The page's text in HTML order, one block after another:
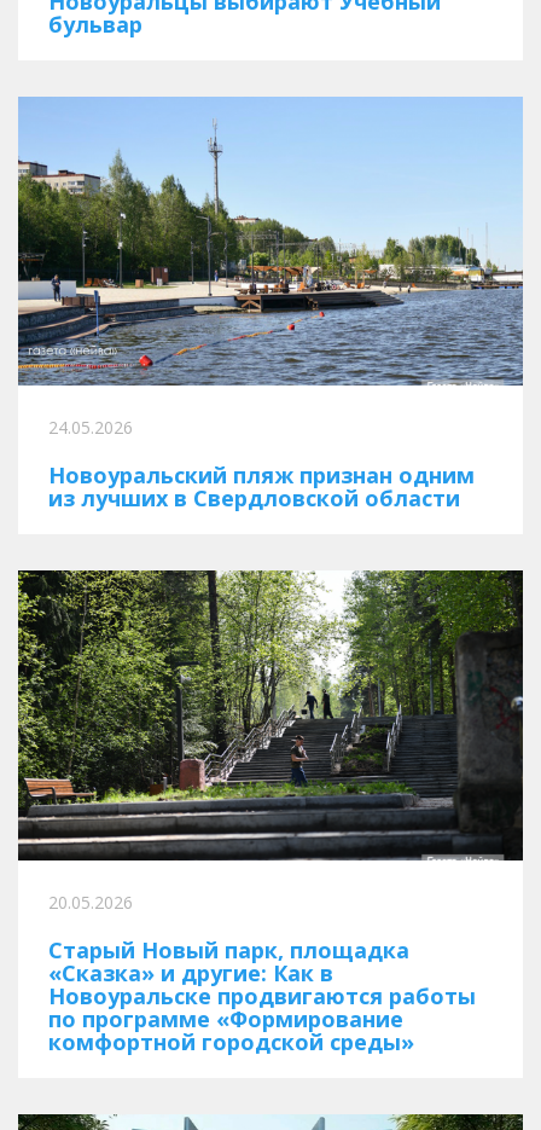
бульвар
24.05.2026
Новоуральский пляж признан одним
из лучших в Свердловской области
20.05.2026
Старый Новый парк, площадка
«Сказка» и другие: Как в
Новоуральске продвигаются работы
по программе «Формирование
комфортной городской среды»